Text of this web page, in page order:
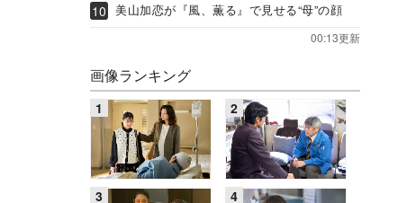
美山加恋が『風、薫る』で見せる“母”の顔
00:13更新
画像ランキング